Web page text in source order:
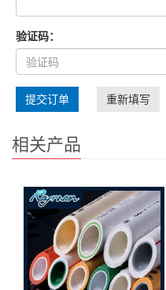
验证码：
提交订单 重新填写
相关产品